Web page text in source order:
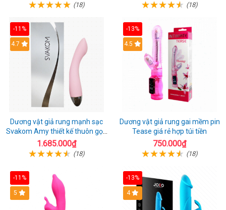
(18) (18)
-11%
4.7
Dương vật giả rung mạnh sạc
Svakom Amy thiết kế thuôn gọn
dễ dùng
1.685.000₫
(18)
-13%
4.5
Dương vật giả rung gai mềm pin
Tease giá rẻ hợp túi tiền
750.000₫
(18)
-11%
5
-13%
4